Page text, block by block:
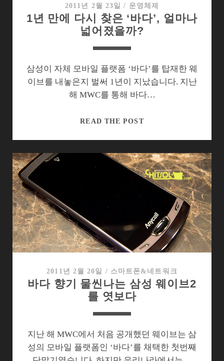
10
2011년 2월 23일 / 운영체제
1년 만에 다시 찾은 ‘바다’, 얼마나
넓어졌을까?
삼성이 자체 모바일 플랫폼 ‘바다’를 탑재한 웨
이브를 내놓은지 벌써 1년이 지났습니다. 지난
해 MWC를 통해 바다…
READ THE POST1
에
다
시
‘바
다’,
얼
나
넓
까?
2011년 2월 20일 / 스마트폰&네트워크
바다 향기 물씬나는 삼성 웨이브2
를 엿보다
지난 해 MWC에서 처음 공개했던 웨이브는 삼
성의 모바일 플랫폼인 ‘바다’를 채택한 첫번째